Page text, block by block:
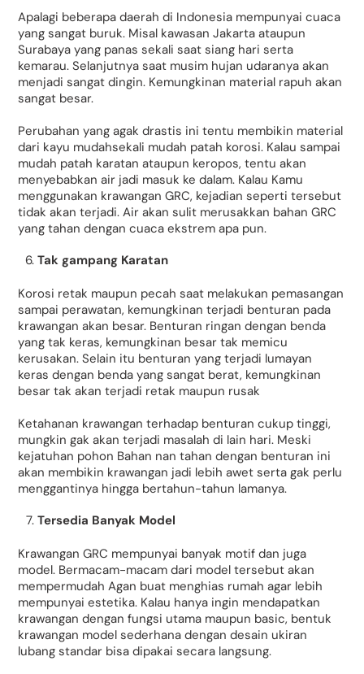
Apalagi beberapa daerah di Indonesia mempunyai cuaca
yang sangat buruk. Misal kawasan Jakarta ataupun
Surabaya yang panas sekali saat siang hari serta
kemarau. Selanjutnya saat musim hujan udaranya akan
menjadi sangat dingin. Kemungkinan material rapuh akan
sangat besar.
Perubahan yang agak drastis ini tentu membikin material
dari kayu mudahsekali mudah patah korosi. Kalau sampai
mudah patah karatan ataupun keropos, tentu akan
menyebabkan air jadi masuk ke dalam. Kalau Kamu
menggunakan krawangan GRC, kejadian seperti tersebut
tidak akan terjadi. Air akan sulit merusakkan bahan GRC
yang tahan dengan cuaca ekstrem apa pun.
Tak gampang Karatan
Korosi retak maupun pecah saat melakukan pemasangan
sampai perawatan, kemungkinan terjadi benturan pada
krawangan akan besar. Benturan ringan dengan benda
yang tak keras, kemungkinan besar tak memicu
kerusakan. Selain itu benturan yang terjadi lumayan
keras dengan benda yang sangat berat, kemungkinan
besar tak akan terjadi retak maupun rusak
Ketahanan krawangan terhadap benturan cukup tinggi,
mungkin gak akan terjadi masalah di lain hari. Meski
kejatuhan pohon Bahan nan tahan dengan benturan ini
akan membikin krawangan jadi lebih awet serta gak perlu
menggantinya hingga bertahun-tahun lamanya.
Tersedia Banyak Model
Krawangan GRC mempunyai banyak motif dan juga
model. Bermacam-macam dari model tersebut akan
mempermudah Agan buat menghias rumah agar lebih
mempunyai estetika. Kalau hanya ingin mendapatkan
krawangan dengan fungsi utama maupun basic, bentuk
krawangan model sederhana dengan desain ukiran
lubang standar bisa dipakai secara langsung.